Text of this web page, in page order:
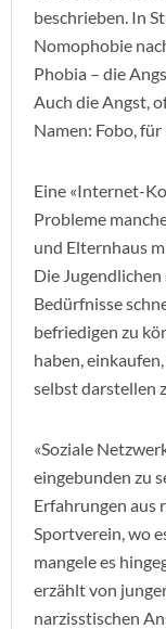
beschrieben. In
Nomophobie
Phobia – die
Auch die Angst,
Namen: Fobo,
Eine «Internet-
Probleme
und Elternhaus
Die
Bedürfnisse
befriedigen zu
haben,
selbst darstellen
«Soziale
eingebunden zu
Erfahrungen aus
Sportverein, wo
mangele es
erzählt von
narzisstischen